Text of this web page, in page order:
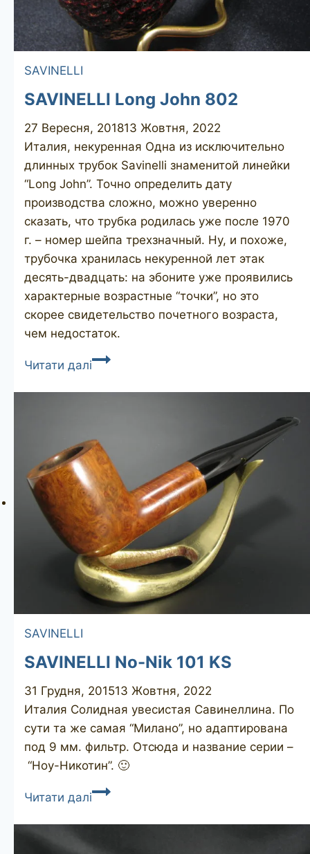
SAVINELLI
SAVINELLI Long John 802
27 Вересня, 201813 Жовтня, 2022
Италия, некуренная Одна из исключительно
длинных трубок Savinelli знаменитой линейки
“Long John”. Точно определить дату
производства сложно, можно уверенно
сказать, что трубка родилась уже после 1970
г. – номер шейпа трехзначный. Ну, и похоже,
трубочка хранилась некуренной лет этак
десять-двадцать: на эбоните уже проявились
характерные возрастные “точки”, но это
скорее свидетельство почетного возраста,
чем недостаток.
Читати даліSAVINELLI
John
SAVINELLI
SAVINELLI No-Nik 101 KS
31 Грудня, 201513 Жовтня, 2022
Италия Солидная увесистая Савинеллина. По
сути та же самая “Милано”, но адаптирована
под 9 мм. фильтр. Отсюда и название серии –
“Ноу-Никотин”. 🙂
Читати даліSAVINELLI
Nik
101